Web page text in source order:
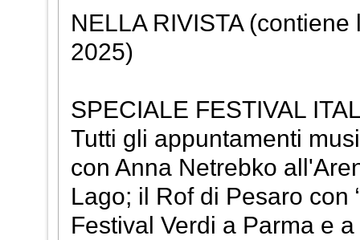
NELLA RIVISTA
2025)
SPECIALE FESTIVAL
Tutti gli appuntamenti
con Anna Netrebko
Lago; il Rof di Pesaro con
Festival Verdi a Parma e